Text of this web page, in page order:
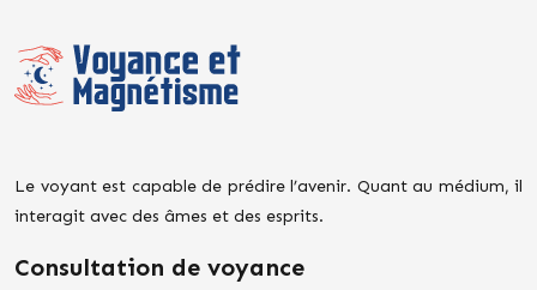
Le voyant est capable de prédire l’avenir. Quant au médium, il
interagit avec des âmes et des esprits.
Consultation de voyance